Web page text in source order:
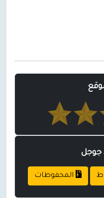
جوجل
المحفوظات